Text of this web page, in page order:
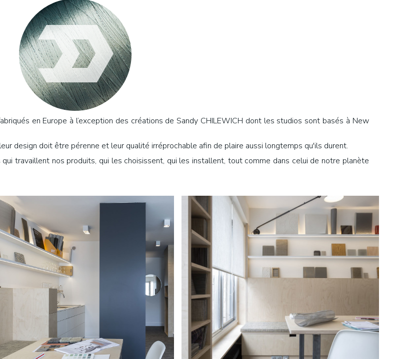
en Europe à l’exception des créations de Sandy CHILEWICH dont les studios sont basés à New
design doit être pérenne et leur qualité irréprochable afin de plaire aussi longtemps qu'ils durent.
travaillent nos produits, qui les choisissent, qui les installent, tout comme dans celui de notre planète